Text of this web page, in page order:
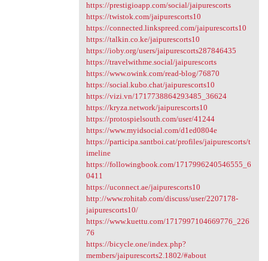
https://prestigioapp.com/social/jaipurescorts
https://twistok.com/jaipurescorts10
https://connected.linkspreed.com/jaipurescorts10
https://talkin.co.ke/jaipurescorts10
https://ioby.org/users/jaipurescorts287846435
https://travelwithme.social/jaipurescorts
https://www.owink.com/read-blog/76870
https://social.kubo.chat/jaipurescorts10
https://vizi.vn/1717738864293485_36624
https://kryza.network/jaipurescorts10
https://protospielsouth.com/user/41244
https://www.myidsocial.com/d1ed0804e
https://participa.santboi.cat/profiles/jaipurescorts/t
imeline
https://followingbook.com/1717996240546555_6
0411
https://uconnect.ae/jaipurescorts10
http://www.rohitab.com/discuss/user/2207178-
jaipurescorts10/
https://www.kuettu.com/1717997104669776_226
76
https://bicycle.one/index.php?
members/jaipurescorts2.1802/#about